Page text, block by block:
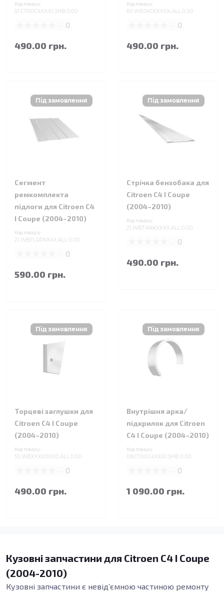
Код товару:
51.CT00C4XXX1.3HB.0.00
0
490.00 грн.
Код товару:
60.WBJACKXXXX.ALL.0.00
0
490.00 грн.
Сегмент
ремкомплекта
підлоги для Citroen C4
I Coupe (2004–2010)
Код товару:
21.WBFLRPXXXX.ALL.0.00
0
590.00 грн.
Стрічка бензобака для
Citroen C4 I Coupe
(2004–2010)
Код товару:
21.WBTANKXXXX.ALL.0.00
0
490.00 грн.
Торцеві заглушки для
Citroen C4 I Coupe
(2004–2010)
Код товару:
55.WBXXXX0000.ALL.0.00
0
490.00 грн.
Внутрішня арка/
підкрилок для Citroen
C4 I Coupe (2004–2010)
Код товару:
08.CT00C4XXX1.3HB.0.00
0
1 090.00 грн.
Кузовні запчастини для Citroen C4 I Coupe
(2004-2010)
Кузовні запчастини є невід’ємною частиною ремонту